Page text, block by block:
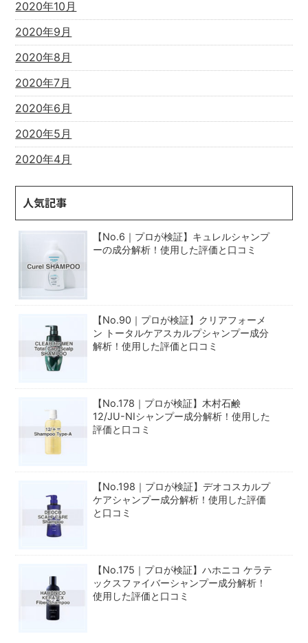
2020年10月
2020年9月
2020年8月
2020年7月
2020年6月
2020年5月
2020年4月
人気記事
【No.6｜プロが検証】キュレルシャンプ
ーの成分解析！使用した評価と口コミ
【No.90｜プロが検証】クリアフォーメ
ン トータルケアスカルプシャンプー成分
解析！使用した評価と口コミ
【No.178｜プロが検証】木村石鹸
12/JU-NIシャンプー成分解析！使用した
評価と口コミ
【No.198｜プロが検証】デオコスカルプ
ケアシャンプー成分解析！使用した評価
と口コミ
【No.175｜プロが検証】ハホニコ ケラテ
ックスファイバーシャンプー成分解析！
使用した評価と口コミ